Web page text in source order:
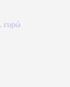
ευρώ